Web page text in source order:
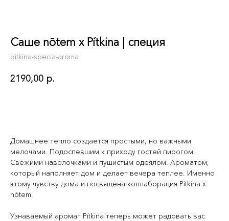
Саше nōtem x Pítkina | специя
pitkina-specia-aroma
2190,00 р.
Домашнее тепло создается простыми, но важными
мелочами. Подоспевшим к приходу гостей пирогом.
Свежими наволочками и пушистым одеялом. Ароматом,
который наполняет дом и делает вечера теплее. Именно
этому чувству дома и посвящена коллаборация Pítkina x
nōtem.
Узнаваемый аромат Pítkina теперь может радовать вас